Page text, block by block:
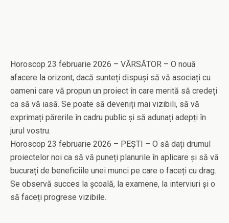
Horoscop 23 februarie 2026 – VĂRSĂTOR – O nouă
afacere la orizont, dacă sunteți dispuși să vă asociați cu
oameni care vă propun un proiect în care merită să credeți
ca să vă iasă. Se poate să deveniți mai vizibili, să vă
exprimați părerile în cadru public și să adunați adepți în
jurul vostru.
Horoscop 23 februarie 2026 – PEȘTI – O să dați drumul
proiectelor noi ca să vă puneți planurile în aplicare și să vă
bucurați de beneficiile unei munci pe care o faceți cu drag.
Se observă succes la școală, la examene, la interviuri și o
să faceți progrese vizibile.